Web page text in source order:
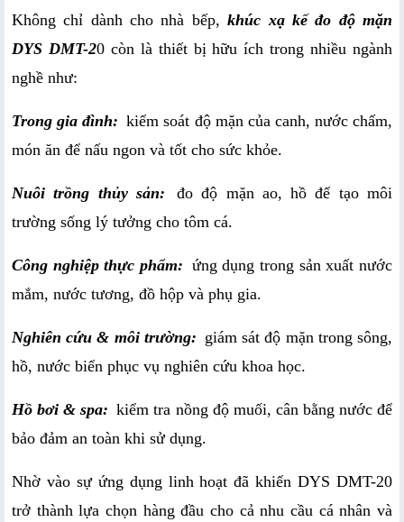
Không chỉ dành cho nhà bếp, khúc xạ kế đo độ mặn
DYS DMT-20 còn là thiết bị hữu ích trong nhiều ngành
nghề như:
Trong gia đình: kiểm soát độ mặn của canh, nước chấm,
món ăn để nấu ngon và tốt cho sức khỏe.
Nuôi trồng thủy sản:
đo độ mặn ao, hồ để tạo môi
trường sống lý tưởng cho tôm cá.
Công nghiệp thực phẩm: ứng dụng trong sản xuất nước
mắm, nước tương, đồ hộp và phụ gia.
Nghiên cứu & môi trường: giám sát độ mặn trong sông,
hồ, nước biển phục vụ nghiên cứu khoa học.
Hồ bơi & spa: kiểm tra nồng độ muối, cân bằng nước để
bảo đảm an toàn khi sử dụng.
Nhờ vào sự ứng dụng linh hoạt đã khiến DYS DMT-20
trở thành lựa chọn hàng đầu cho cả nhu cầu cá nhân và